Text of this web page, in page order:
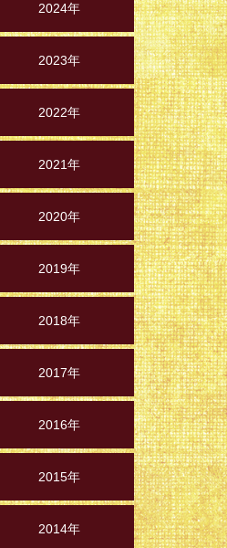
2024年
2023年
2022年
2021年
2020年
2019年
2018年
2017年
2016年
2015年
2014年